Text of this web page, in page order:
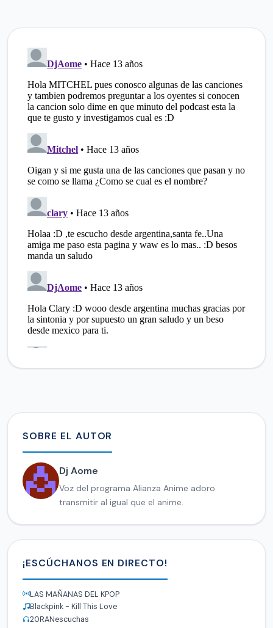
SOBRE EL AUTOR
Dj Aome
Voz del programa Alianza Anime adoro
transmitir al igual que el anime.
¡ESCÚCHANOS EN DIRECTO!
LAS MAÑANAS DEL KPOP
Blackpink - Kill This Love
20RANescuchas